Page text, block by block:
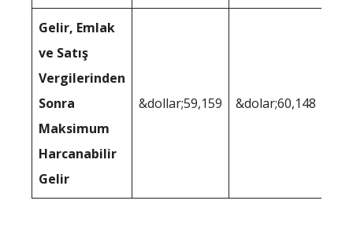
Gelir, Emlak
ve Satış
Vergilerinden
Sonra
Maksimum
Harcanabilir
Gelir
&dollar;59,159 &dolar;60,148